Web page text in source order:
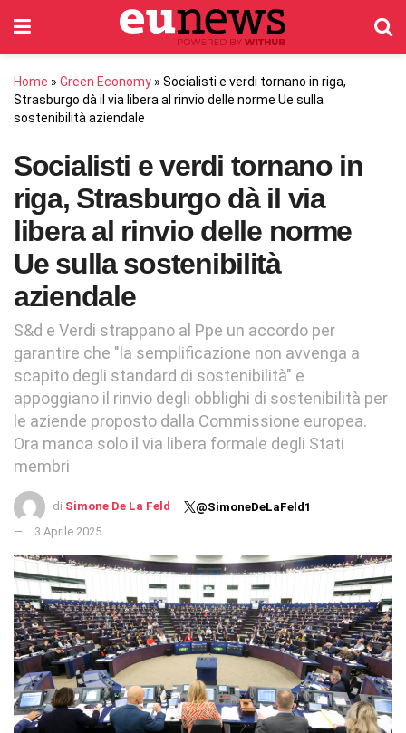
Home » Green Economy » Socialisti e verdi tornano in riga,
Strasburgo dà il via libera al rinvio delle norme Ue sulla
sostenibilità aziendale
Socialisti e verdi tornano in
riga, Strasburgo dà il via
libera al rinvio delle norme
Ue sulla sostenibilità
aziendale
S&d e Verdi strappano al Ppe un accordo per
garantire che "la semplificazione non avvenga a
scapito degli standard di sostenibilità" e
appoggiano il rinvio degli obblighi di sostenibilità per
le aziende proposto dalla Commissione europea.
Ora manca solo il via libera formale degli Stati
membri
di Simone De La Feld
@SimoneDeLaFeld1
3 Aprile 2025